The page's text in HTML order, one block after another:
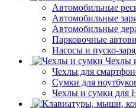
Автомобильные
Автомобильные
Автомобильные
Парковочные
Насосы и пуско-
Чехлы
Чехлы для
Сумки для
Чехлы и сумки для